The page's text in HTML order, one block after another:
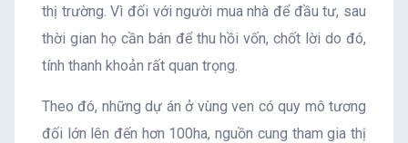
thị trường. Vì đối với người mua nhà để đầu tư, sau
thời gian họ cần bán để thu hồi vốn, chốt lời do đó,
tính thanh khoản rất quan trọng.
Theo đó, những dự án ở vùng ven có quy mô tương
đối lớn lên đến hơn 100ha, nguồn cung tham gia thị